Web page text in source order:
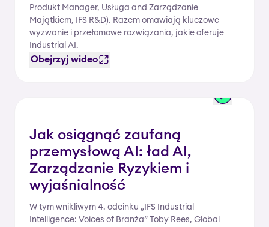
Produkt Manager, Usługa and Zarządzanie
Majątkiem, IFS R&D). Razem omawiają kluczowe
wyzwanie i przełomowe rozwiązania, jakie oferuje
Industrial AI.
Obejrzyj wideo
Jak osiągnąć zaufaną
przemysłową AI: ład AI,
Zarządzanie Ryzykiem i
wyjaśnialność
W tym wnikliwym 4. odcinku „IFS Industrial
Intelligence: Voices of Branża” Toby Rees, Global